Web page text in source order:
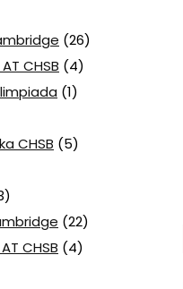
(26)
CHSB (4)
(1)
CHSB (5)
(22)
CHSB (4)